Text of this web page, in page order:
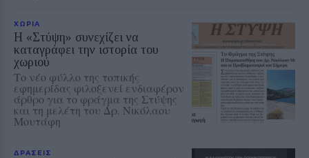
ΧΩΡΙΑ
Η «Στύψη» συνεχίζει να
καταγράφει την ιστορία του
χωριού
Το νέο φύλλο της τοπικής
εφημερίδας φιλοξενεί ενδιαφέρον
άρθρο για το φράγμα της Στύψης
και τη μελέτη του Δρ. Νικόλαου
Μουτάφη
ΔΡΑΣΕΙΣ